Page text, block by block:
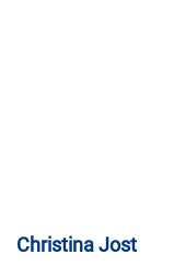
Christina Jost